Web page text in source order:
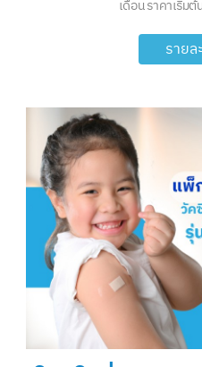
เดือน ราคาเริ่ม
รายล